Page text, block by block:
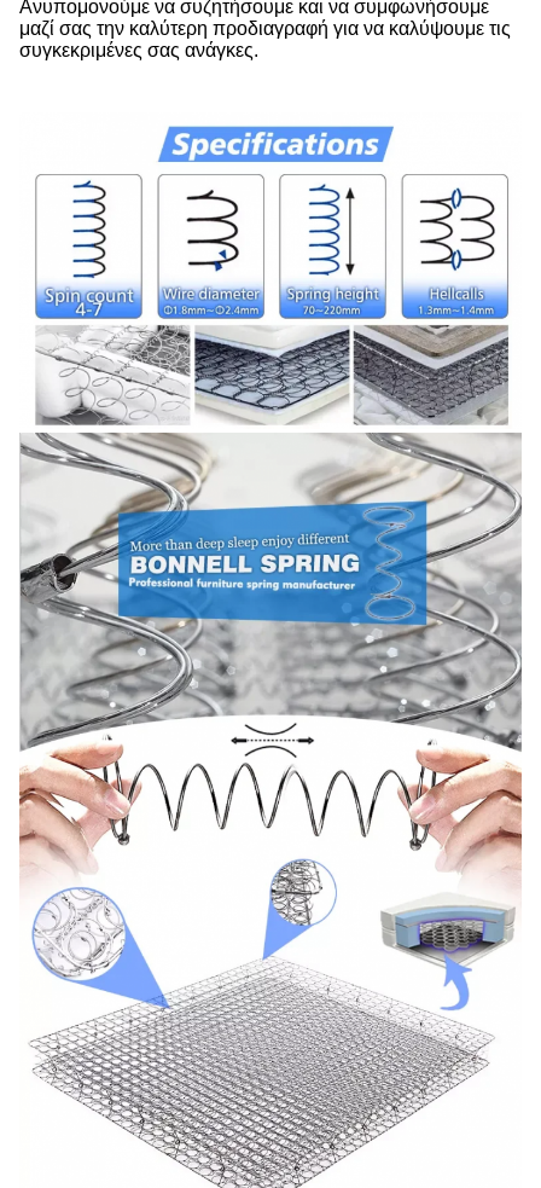
Ανυπομονούμε να συζητήσουμε και να συμφωνήσουμε
μαζί σας την καλύτερη προδιαγραφή για να καλύψουμε τις
συγκεκριμένες σας ανάγκες.